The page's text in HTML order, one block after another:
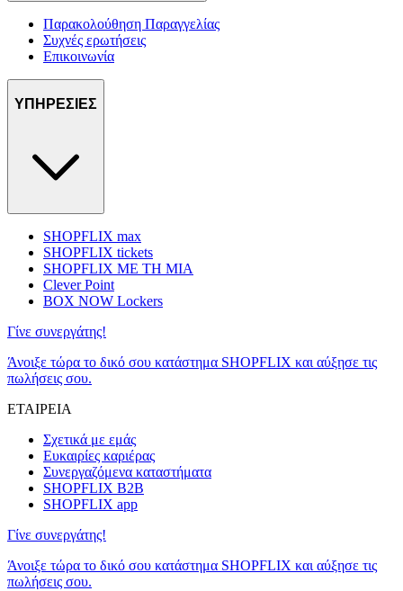
Παρακολούθηση Παραγγελίας
Συχνές ερωτήσεις
Επικοινωνία
ΥΠΗΡΕΣΙΕΣ
SHOPFLIX max
SHOPFLIX tickets
SHOPFLIX ΜΕ ΤΗ ΜΙΑ
Clever Point
BOX NOW Lockers
Γίνε συνεργάτης!
Άνοιξε τώρα το δικό σου κατάστημα SHOPFLIX και αύξησε τις
πωλήσεις σου.
ΕΤΑΙΡΕΙΑ
Σχετικά με εμάς
Ευκαιρίες καριέρας
Συνεργαζόμενα καταστήματα
SHOPFLIX B2B
SHOPFLIX app
Γίνε συνεργάτης!
Άνοιξε τώρα το δικό σου κατάστημα SHOPFLIX και αύξησε τις
πωλήσεις σου.